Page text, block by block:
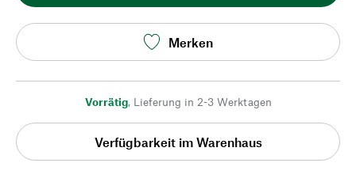
Merken
Vorrätig, Lieferung in 2-3 Werktagen
Verfügbarkeit im Warenhaus